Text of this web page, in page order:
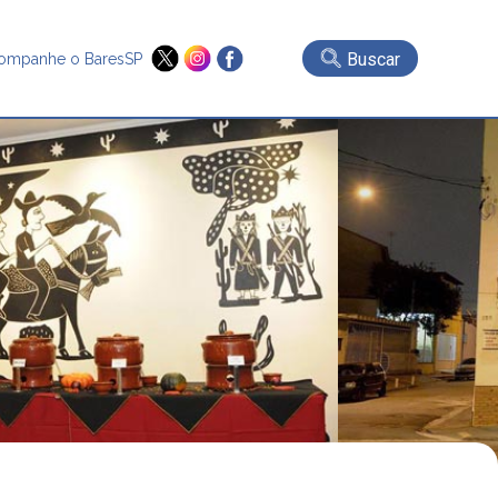
o BaresSP Buscar